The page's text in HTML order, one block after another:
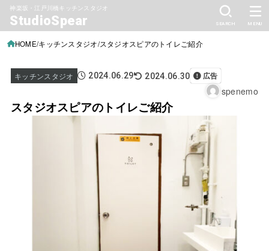
神楽坂・江戸川橋キッチンスタジオ
StudioSpear SEARCH MENU
HOME キッチンスタジオ スタジオスピアのトイレご紹介
キッチンスタジオ 2024.06.29 2024.06.30 広告
spenemo
スタジオスピアのトイレご紹介